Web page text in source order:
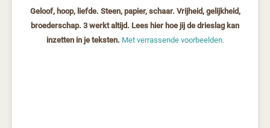
Geloof, hoop, liefde. Steen, papier, schaar. Vrijheid, gelijkheid,
broederschap. 3 werkt altijd. Lees hier hoe jij de drieslag kan
inzetten in je teksten. Met verrassende voorbeelden.